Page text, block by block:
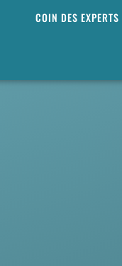
COIN DES EXPERTS